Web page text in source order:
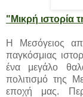
"Μικρή ιστορία
Η Μεσόγειος
παγκόσμιας
ένα μεγάλο
πολιτισμό της
εποχή μας.